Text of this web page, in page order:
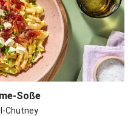
Soße
Chutney